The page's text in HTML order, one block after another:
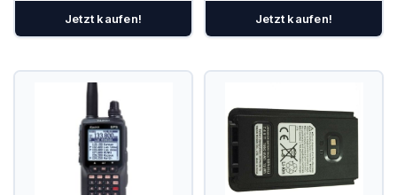
Jetzt kaufen! Jetzt kaufen!